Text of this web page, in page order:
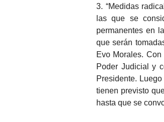
3. “Medidas
las que se
permanentes en
que serán
Evo Morales.
Poder Judicial y
Presidente.
tienen previsto
hasta que se